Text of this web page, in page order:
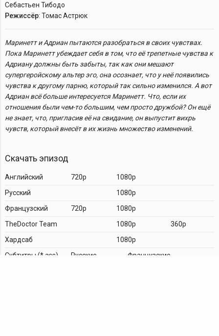
Себастьен Тибодо
Режиссёр: Томас Астрюк
Маринетт и Адриан пытаются разобраться в своих чувствах.
Пока Маринетт убеждает себя в том, что её трепетные чувства к
Адриану должны быть забыты, так как они мешают
супергеройскому альтер эго, она осознает, что у неё появились
чувства к другому парню, который так сильно изменился. А вот
Адриан всё больше интересуется Маринетт. Что, если их
отношения были чем-то большим, чем просто дружбой? Он ещё
не знает, что, пригласив её на свидание, он выпустит вихрь
чувств, который внесёт в их жизнь множество изменений.
Скачать эпизод
Английский 720p
1080p
Русский
1080p
Французский
720p
1080p
TheDoctor Team
1080p
360p
Хардсаб
1080p
Cубтитры (*.ass)
Русские Французские